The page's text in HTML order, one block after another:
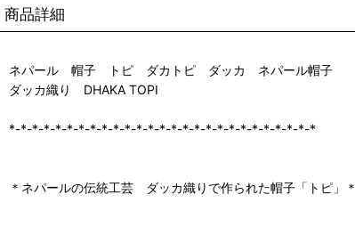
商品詳細
ネパール 帽子 トピ ダカトピ ダッカ ネパール帽子
ダッカ織り DHAKA TOPI
*-*-*-*-*-*-*-*-*-*-*-*-*-*-*-*-*-*-*-*-*-*-*-*-*-*-*
＊ネパールの伝統工芸 ダッカ織りで作られた帽子「トピ」＊